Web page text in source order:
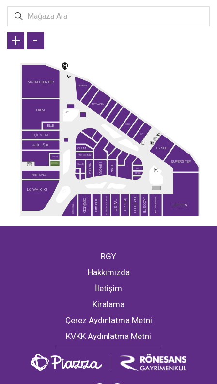
KİĞILI
ADİL IŞIK
GUESS
BEYMEN CLUB
QUUM
DERİMOD
DESA
ELLE
FAİK SÖNMEZ
GREYDER
H&M
İPEKYOL
KİP
KLAUD
LEFTIES
MAC
MACRO CENTER
MARKS & SPENCER LACOSTE
NAUTICA
NETWORK
OYSHO
RAY-BAN
SEÇİL STORE
SEPHORA
SO CHIC SUPERSTEP
TAMER TANCA
TERGAN
TİMBOO CAFE TWIST
LC WAIKIKI
FASHFED
+ -
RGY
Hakkımızda
İletişim
Kiralama
Çerez Aydınlatma Metni
KVKK Aydınlatma Metni